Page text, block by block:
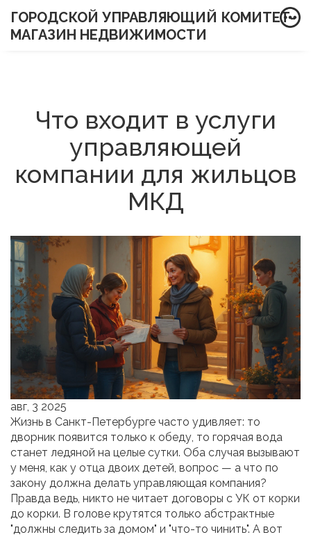
ГОРОДСКОЙ УПРАВЛЯЮЩИЙ КОМИТЕТ-
МАГАЗИН НЕДВИЖИМОСТИ
Что входит в услуги
управляющей
компании для жильцов
МКД
авг, 3 2025
Жизнь в Санкт-Петербурге часто удивляет: то
дворник появится только к обеду, то горячая вода
станет ледяной на целые сутки. Оба случая вызывают
у меня, как у отца двоих детей, вопрос — а что по
закону должна делать управляющая компания?
Правда ведь, никто не читает договоры с УК от корки
до корки. В голове крутятся только абстрактные
"должны следить за домом" и "что-то чинить". А вот